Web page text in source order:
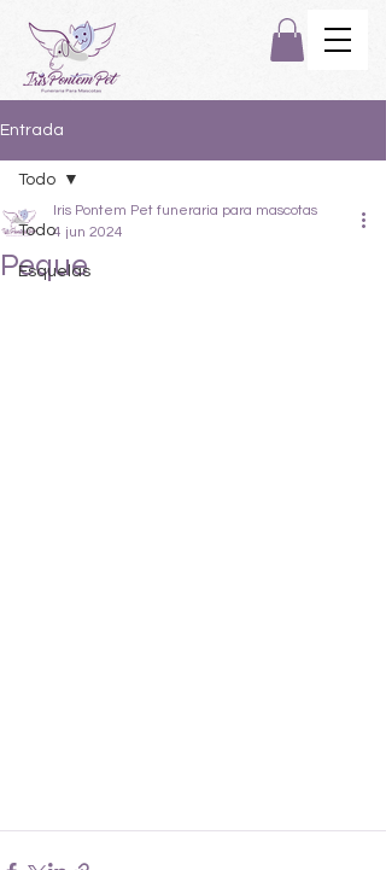
Entrada
Todo
Esquelas
Todo
Peque
Iris Pontem Pet funeraria para mascotas
4 jun 2024